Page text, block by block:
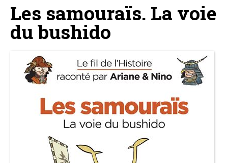
Les samouraïs. La voie
du bushido